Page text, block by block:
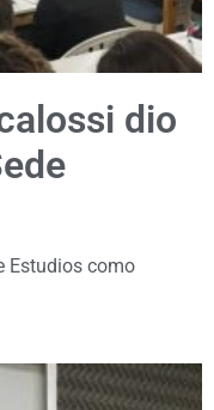
dio
Estudios como